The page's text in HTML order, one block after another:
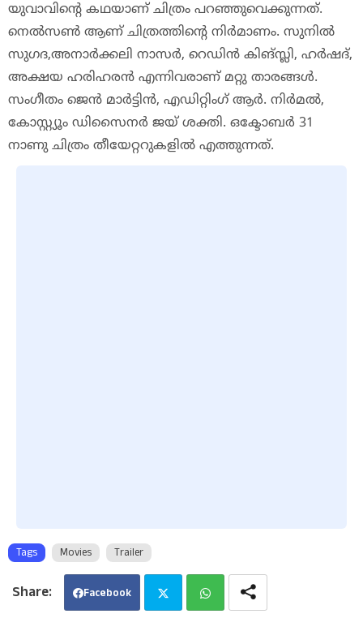
യുവാവിന്റെ കഥയാണ് ചിത്രം പറഞ്ഞുവെക്കുന്നത്.
നെൽസൺ ആണ് ചിത്രത്തിന്റെ നിർമാണം. സുനിൽ
സുഗദ,അനാർക്കലി നാസർ, റെഡിൻ കിങ്സ്ലി, ഹർഷദ്,
അക്ഷയ ഹരിഹരൻ എന്നിവരാണ് മറ്റു താരങ്ങൾ.
സംഗീതം ജെൻ മാർട്ടിൻ, എഡിറ്റിംഗ് ആർ. നിർമൽ,
കോസ്റ്റ്യൂം ഡിസൈനർ ജയ് ശക്തി. ഒക്ടോബർ 31
നാണു ചിത്രം തീയേറ്ററുകളിൽ എത്തുന്നത്.
Tags Movies Trailer
Facebook